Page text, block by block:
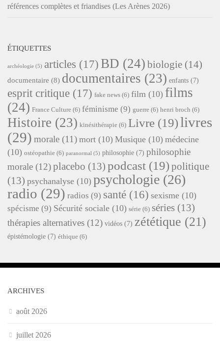
références complètes et friandises (Les Arènes 2026)
ÉTIQUETTES
archéologie (5) articles (17) BD (24) biologie (14)
documentaire (8) documentaires (23) enfants (7)
esprit critique (17) fake news (6) film (10) films
(24) France Culture (6) féminisme (9) guerre (6) henri broch (6)
Histoire (23) kinésithérapie (6) Livre (19)livres
(29) morale (11) mort (10) Musique (10) médecine
(10) ostéopathie (6) paranormal (5) philosophie (7) philosophie
morale (12)placebo (13) podcast (19)politique
(13) psychanalyse (10) psychologie (26)
radio (29) radios (9) santé (16) sexisme (10)
spécisme (9) Sécurité sociale (10) série (6) séries (13)
thérapies alternatives (12) vidéos (7) zététique (21)
épistémologie (7) éthique (6)
ARCHIVES
août 2026
juillet 2026